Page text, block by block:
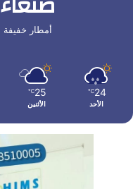
أمطار خفيفة
24
℃
الأحد
25
℃
الأثنين